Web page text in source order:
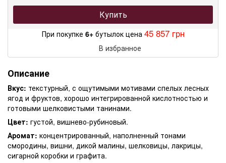
Купить
При покупке 6+бутылок цена 45 857 грн
В избранное
Описание
Вкус: текстурный, с ощутимыми мотивами спелых лесных
ягод и фруктов, хорошо интегрированной кислотностью и
готовыми шелковистыми танинами.
Цвет: густой, вишнево-рубиновый.
Аромат: концентрированный, наполненный тонами
смородины, вишни, дикой малины, шелковицы, лакрицы,
сигарной коробки и графита.